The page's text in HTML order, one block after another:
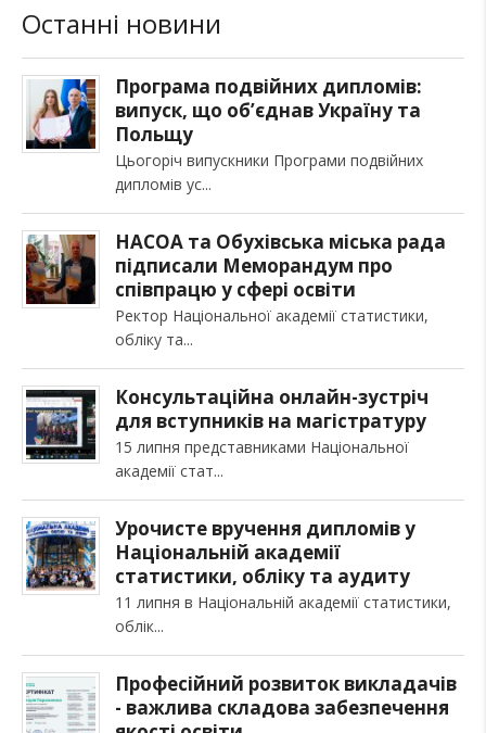
Останні новини
Програма подвійних дипломів:
випуск, що об’єднав Україну та
Польщу
Цьогоріч випускники Програми подвійних
дипломів ус
НАСОА та Обухівська міська рада
підписали Меморандум про
співпрацю у сфері освіти
Ректор Національної академії статистики,
обліку та
Консультаційна онлайн-зустріч
для вступників на магістратуру
15 липня представниками Національної
академії стат
Урочисте вручення дипломів у
Національній академії
статистики, обліку та аудиту
11 липня в Національній академії статистики,
облік
Професійний розвиток викладачів
- важлива складова забезпечення